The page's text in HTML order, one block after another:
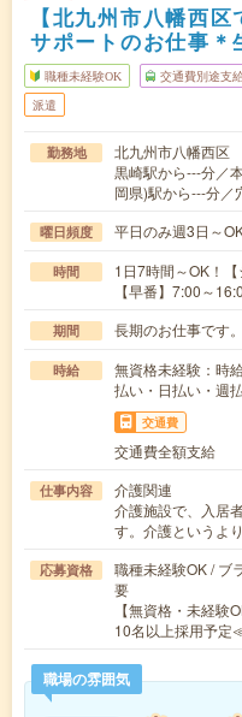
【北九州市八幡西
サポートのお仕事＊
職種未経験OK 交通費別途支
派遣
勤務地
北九州市八幡西区
黒崎駅から---分／
岡県)駅から---分／
曜日頻度 平日のみ週3日～
時間
1日7時間～OK！
【早番】7:00～
期間 長期のお仕事です
時給
無資格未経験：
払い・日払い・週
交通費
交通費全額支給
仕事内容
介護関連
介護施設で、入居
す。介護というよ
応募資格
職種未経験OK / ブ
要
【無資格・未経験
10名以上採用予
職場の雰囲気